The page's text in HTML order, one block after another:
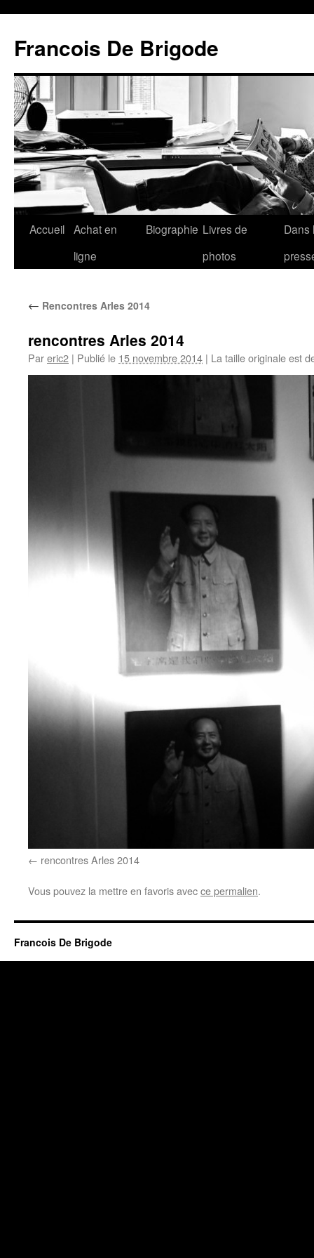
Francois De Brigode
Accueil Achat en
ligne
Biographie Livres de
photos
Dans
← Rencontres Arles 2014
rencontres Arles 2014
Pareric2 | Publié le 15 novembre 2014 | La taille originale est
rencontres Arles 2014
Vous pouvez la mettre en favoris avecce permalien.
Francois De Brigode